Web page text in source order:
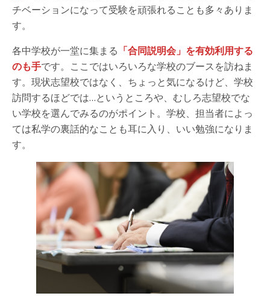
チベーションになって受験を頑張れることも多々ありま
す。
各中学校が一堂に集まる 「合同説明会」を有効利用する
のも手です。ここではいろいろな学校のブースを訪ねま
す。現状志望校ではなく、ちょっと気になるけど、学校
訪問するほどでは…というところや、むしろ志望校でな
い学校を選んでみるのがポイント。学校、担当者によっ
ては私学の裏話的なことも耳に入り、いい勉強になりま
す。